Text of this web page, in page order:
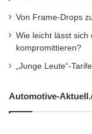
Von Frame-Drops
Wie leicht lässt
kompromittieren?
„Junge Leute“-
Automotive-